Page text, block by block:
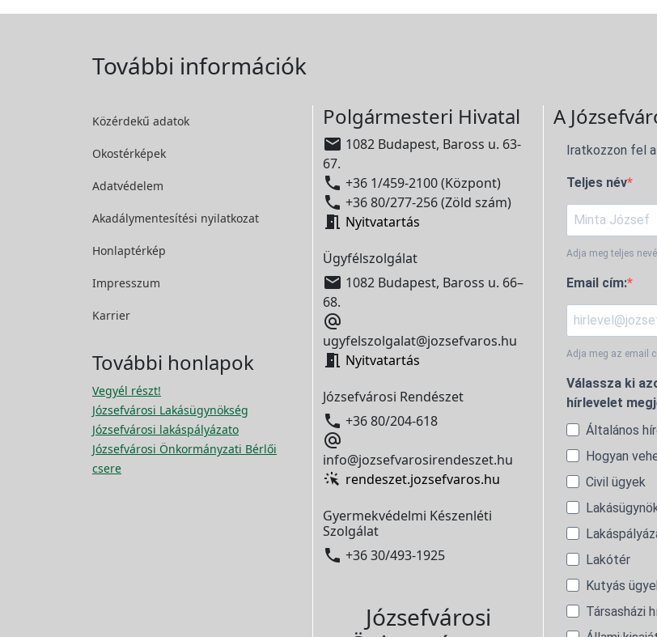
További információk
Közérdekű adatok
Okostérképek
Adatvédelem
Akadálymentesítési nyilatkozat
Honlaptérkép
Impresszum
Karrier
További honlapok
Vegyél részt!
Józsefvárosi Lakásügynökség
Józsefvárosi lakáspályázato
Józsefvárosi Önkormányzati Bérlői
csere
Polgármesteri Hivatal
 1082 Budapest, Baross u. 63-
67.
 +36 1/459-2100 (Központ)
 +36 80/277-256 (Zöld szám)
 Nyitvatartás
Ügyfélszolgálat
 1082 Budapest, Baross u. 66–
68.

ugyfelszolgalat@jozsefvaros.hu
 Nyitvatartás
Józsefvárosi Rendészet
 +36 80/204-618

info@jozsefvarosirendeszet.hu
rendeszet.jozsefvaros.hu
Gyermekvédelmi Készenléti
Szolgálat
 +36 30/493-1925
Józsefvárosi
A
Iratkozzon fel
Teljes név
Adja meg teljes
Email cím:
Adja meg az email
Válassza ki
hírlevelet
Általános
Hogyan
Civil ügyek
Lakótér
Kutyás
Társasházi